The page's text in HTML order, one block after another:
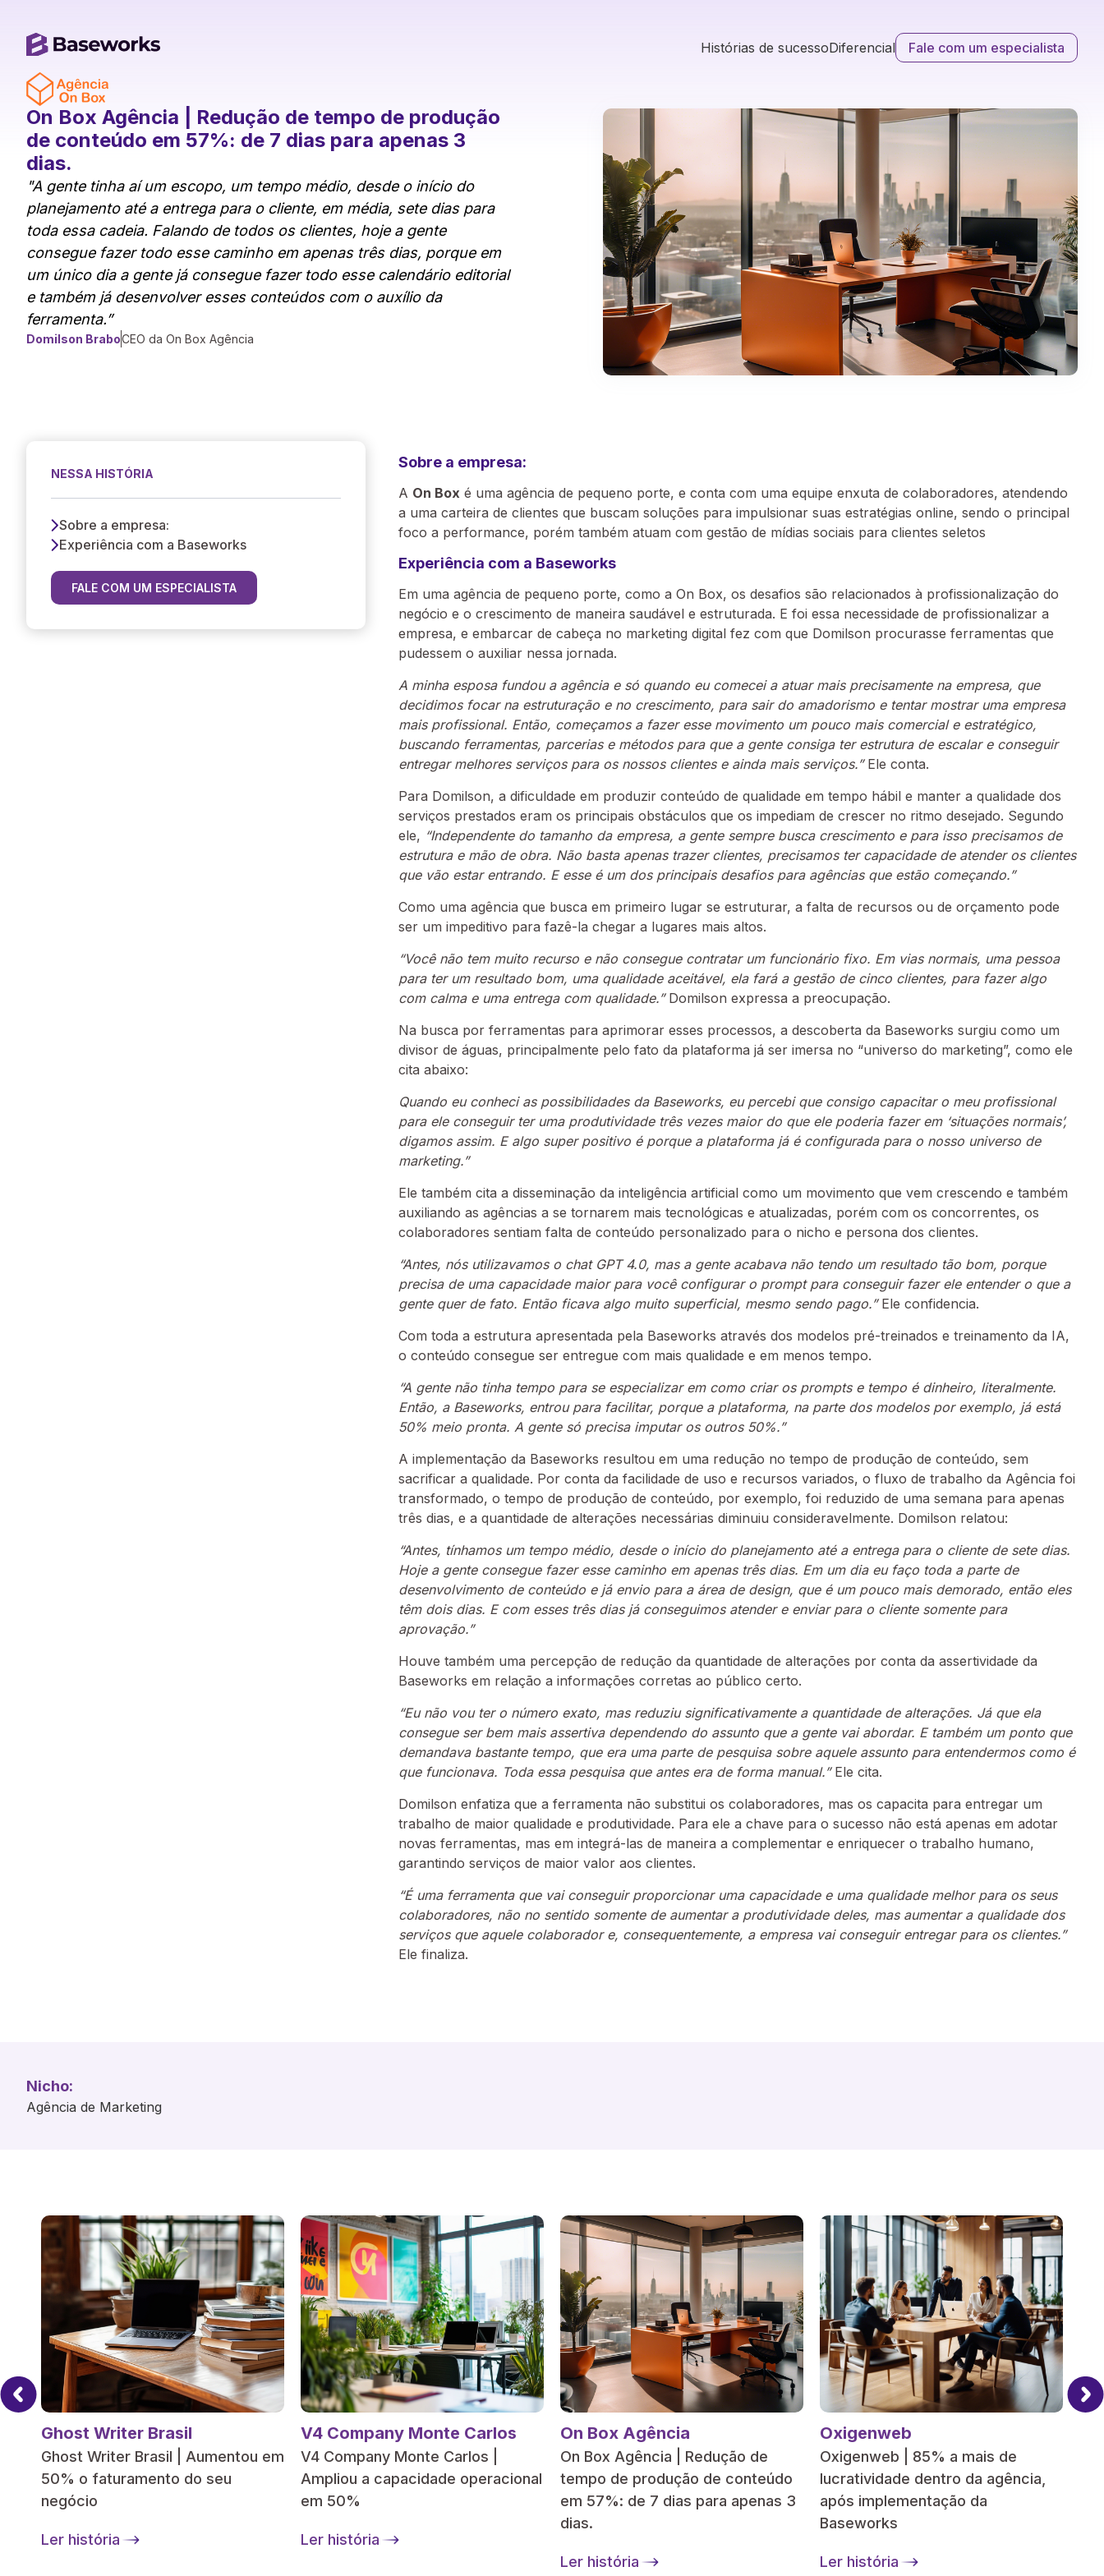
On Box Agência | Redução de tempo de produção
de conteúdo em 57%: de 7 dias para apenas 3
dias.
"A gente tinha aí um escopo, um tempo médio, desde o início do
planejamento até a entrega para o cliente, em média, sete dias para
toda essa cadeia. Falando de todos os clientes, hoje a gente
consegue fazer todo esse caminho em apenas três dias, porque em
um único dia a gente já consegue fazer todo esse calendário editorial
e também já desenvolver esses conteúdos com o auxílio da
ferramenta.”
Domilson BraboCEO da On Box Agência
Histórias de sucessoDiferencial Fale com um especialista
NESSA HISTÓRIA
Sobre a empresa:
Experiência com a Baseworks
FALE COM UM ESPECIALISTA
Sobre a empresa:
A On Box é uma agência de pequeno porte, e conta com uma equipe enxuta de colaboradores, atendendo
a uma carteira de clientes que buscam soluções para impulsionar suas estratégias online, sendo o principal
foco a performance, porém também atuam com gestão de mídias sociais para clientes seletos
Experiência com a Baseworks
Em uma agência de pequeno porte, como a On Box, os desafios são relacionados à profissionalização do
negócio e o crescimento de maneira saudável e estruturada. E foi essa necessidade de profissionalizar a
empresa, e embarcar de cabeça no marketing digital fez com que Domilson procurasse ferramentas que
pudessem o auxiliar nessa jornada.
A minha esposa fundou a agência e só quando eu comecei a atuar mais precisamente na empresa, que
decidimos focar na estruturação e no crescimento, para sair do amadorismo e tentar mostrar uma empresa
mais profissional. Então, começamos a fazer esse movimento um pouco mais comercial e estratégico,
buscando ferramentas, parcerias e métodos para que a gente consiga ter estrutura de escalar e conseguir
entregar melhores serviços para os nossos clientes e ainda mais serviços.”Ele conta.
Para Domilson, a dificuldade em produzir conteúdo de qualidade em tempo hábil e manter a qualidade dos
serviços prestados eram os principais obstáculos que os impediam de crescer no ritmo desejado. Segundo
ele, “Independente do tamanho da empresa, a gente sempre busca crescimento e para isso precisamos de
estrutura e mão de obra. Não basta apenas trazer clientes, precisamos ter capacidade de atender os clientes
que vão estar entrando. E esse é um dos principais desafios para agências que estão começando.”
Como uma agência que busca em primeiro lugar se estruturar, a falta de recursos ou de orçamento pode
ser um impeditivo para fazê-la chegar a lugares mais altos.
“Você não tem muito recurso e não consegue contratar um funcionário fixo. Em vias normais, uma pessoa
para ter um resultado bom, uma qualidade aceitável, ela fará a gestão de cinco clientes, para fazer algo
com calma e uma entrega com qualidade.”Domilson expressa a preocupação.
Na busca por ferramentas para aprimorar esses processos, a descoberta da Baseworks surgiu como um
divisor de águas, principalmente pelo fato da plataforma já ser imersa no “universo do marketing”, como ele
cita abaixo:
Quando eu conheci as possibilidades da Baseworks, eu percebi que consigo capacitar o meu profissional
para ele conseguir ter uma produtividade três vezes maior do que ele poderia fazer em ‘situações normais’,
digamos assim. E algo super positivo é porque a plataforma já é configurada para o nosso universo de
marketing.”
Ele também cita a disseminação da inteligência artificial como um movimento que vem crescendo e também
auxiliando as agências a se tornarem mais tecnológicas e atualizadas, porém com os concorrentes, os
colaboradores sentiam falta de conteúdo personalizado para o nicho e persona dos clientes.
“Antes, nós utilizavamos o chat GPT 4.0, mas a gente acabava não tendo um resultado tão bom, porque
precisa de uma capacidade maior para você configurar o prompt para conseguir fazer ele entender o que a
gente quer de fato. Então ficava algo muito superficial, mesmo sendo pago.”Ele confidencia.
Com toda a estrutura apresentada pela Baseworks através dos modelos pré-treinados e treinamento da IA,
o conteúdo consegue ser entregue com mais qualidade e em menos tempo.
“A gente não tinha tempo para se especializar em como criar os prompts e tempo é dinheiro, literalmente.
Então, a Baseworks, entrou para facilitar, porque a plataforma, na parte dos modelos por exemplo, já está
50% meio pronta. A gente só precisa imputar os outros 50%.”
A implementação da Baseworks resultou em uma redução no tempo de produção de conteúdo, sem
sacrificar a qualidade. Por conta da facilidade de uso e recursos variados, o fluxo de trabalho da Agência foi
transformado, o tempo de produção de conteúdo, por exemplo, foi reduzido de uma semana para apenas
três dias, e a quantidade de alterações necessárias diminuiu consideravelmente. Domilson relatou:
“Antes, tínhamos um tempo médio, desde o início do planejamento até a entrega para o cliente de sete dias.
Hoje a gente consegue fazer esse caminho em apenas três dias. Em um dia eu faço toda a parte de
desenvolvimento de conteúdo e já envio para a área de design, que é um pouco mais demorado, então eles
têm dois dias. E com esses três dias já conseguimos atender e enviar para o cliente somente para
aprovação.”
Houve também uma percepção de redução da quantidade de alterações por conta da assertividade da
Baseworks em relação a informações corretas ao público certo.
“Eu não vou ter o número exato, mas reduziu significativamente a quantidade de alterações. Já que ela
consegue ser bem mais assertiva dependendo do assunto que a gente vai abordar. E também um ponto que
demandava bastante tempo, que era uma parte de pesquisa sobre aquele assunto para entendermos como é
que funcionava. Toda essa pesquisa que antes era de forma manual.”Ele cita.
Domilson enfatiza que a ferramenta não substitui os colaboradores, mas os capacita para entregar um
trabalho de maior qualidade e produtividade. Para ele a chave para o sucesso não está apenas em adotar
novas ferramentas, mas em integrá-las de maneira a complementar e enriquecer o trabalho humano,
garantindo serviços de maior valor aos clientes.
“É uma ferramenta que vai conseguir proporcionar uma capacidade e uma qualidade melhor para os seus
colaboradores, não no sentido somente de aumentar a produtividade deles, mas aumentar a qualidade dos
serviços que aquele colaborador e, consequentemente, a empresa vai conseguir entregar para os clientes.”
Ele finaliza.
Nicho:
Agência de Marketing
Ghost Writer Brasil
Ghost Writer Brasil | Aumentou em
50% o faturamento do seu
negócio
Ler história
V4 Company Monte Carlos
V4 Company Monte Carlos |
Ampliou a capacidade operacional
em 50%
Ler história
On Box Agência
On Box Agência | Redução de
tempo de produção de conteúdo
em 57%: de 7 dias para apenas 3
dias.
Ler história
Oxigenweb
Oxigenweb | 85% a mais de
lucratividade dentro da agência,
após implementação da
Baseworks
Ler história